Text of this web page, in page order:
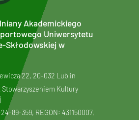
Akademickiego
Uniwersytetu
Skłodowskiej w
22, 20-032 Lublin
Stowarzyszeniem Kultury
89-359, REGON: 431150007,